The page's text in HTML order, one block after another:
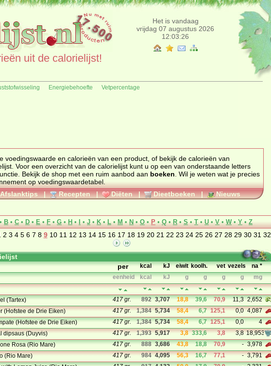
Het is vandaag
vrijdag 07 augustus 2026
12:03:26
uit de calorielijst!
Energiebehoefte Vetpercentage
voedingswaarde en calorieën van een product, of bekijk de calorieën van
Voor een overzicht van de calorielijst kunt u op een van onderstaande letters
Bekijk de shop met een ruim aanbod aan boeken . Wil je weten wat je precies
op voedingswaardetabel
Afslanktips | Recepten | Diëten | Dieetboeken |
Nieuws
• B • C • D • E • F • G • H • • J • K• L • M • N • O • P • Q • R• S • T • U • V • W • Y • Z
2 3 4 5 6 7 8 9 10 11 12 13 14 15 16 17 18 19 20 21 22 23 24 25 26 27 28 29 30 31 32
per kcal kJ eiwit koolh. vet vezels
na *
eenheid
kcal kJ g g g g mg
(Tartex) 417 gr. 892 3,707 18,8 39,6 70,9 11,3 2,652
(Hofstee de Drie Eiken)
417 gr. 1,384 5,734 58,4 6,7 125,1 0,0 4,087
(Hofstee de Drie Eiken)
417 gr. 1,384 5,734 58,4 6,7 125,1 0,0
4
dipsaus (Duyvis)
417 gr. 1,393 5,917 3,8 333,6 3,8 3,8 18,953
Rosa (Rio Mare)
417 gr. 888 3,686 43,8 18,8 70,9 - 3,978
(Rio Mare)
417 gr. 984 4,095 56,3 16,7 77,1 - 3,791